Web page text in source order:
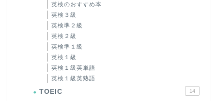
英検のおすすめ本
英検３級
英検準２級
英検２級
英検準１級
英検１級
英検１級英単語
英検１級英熟語
TOEIC 14